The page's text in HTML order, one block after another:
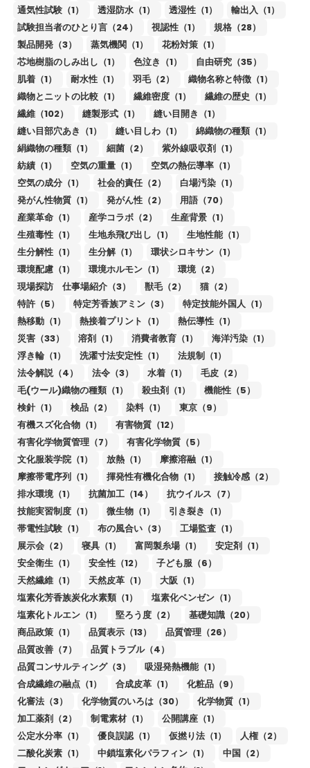
通気性試験（1）
透湿防水（1） 透湿性（1）
輸出入（1）
試験担当者のひとり言（24）
視認性（1）
規格（28）
製品開発（3）
蒸気機関（1）
花粉対策（1）
芯地樹脂のしみ出し（1）
色泣き（1）
自由研究（35）
肌着（1）
耐水性（1） 羽毛（2）
織物名称と特徴（1）
織物とニットの比較（1）
繊維密度（1）
繊維の歴史（1）
繊維（102）
縫製形式（1）
縫い目開き（1）
縫い目部穴あき（1）
縫い目しわ（1）
綿織物の種類（1）
絹織物の種類（1）
細菌（2）
紫外線吸収剤（1）
紡績（1）
空気の重量（1）
空気の熱伝導率（1）
空気の成分（1）
社会的責任（2）
白場汚染（1）
発がん性物質（1）
発がん性（2）
用語（70）
産業革命（1）
産学コラボ（2）
生産背景（1）
生殖毒性（1）
生地糸飛び出し（1）
生地性能（1）
生分解性（1）
生分解（1）
環状シロキサン（1）
環境配慮（1）
環境ホルモン（1）
環境（2）
現場探訪 仕事場紹介（3）
獣毛（2）
猫（2）
特許（5）
特定芳香族アミン（3）
特定技能外国人（1）
熱移動（1）
熱接着プリント（1）
熱伝導性（1）
災害（33）
溶剤（1） 消費者教育（1）
海洋汚染（1）
浮き輪（1）
洗濯寸法安定性（1）
法規制（1）
法令解説（4）
法令（3） 水着（1）
毛皮（2）
毛(ウール)織物の種類（1）
殺虫剤（1）
機能性（5）
検針（1）
検品（2） 染料（1）
東京（9）
有機スズ化合物（1）
有害物質（12）
有害化学物質管理（7）
有害化学物質（5）
文化服装学院（1）
放熱（1）
摩擦溶融（1）
摩擦帯電序列（1）
揮発性有機化合物（1）
接触冷感（2）
排水環境（1）
抗菌加工（14）
抗ウイルス（7）
技能実習制度（1）
微生物（1）
引き裂き（1）
帯電性試験（1）
布の風合い（3）
工場監査（1）
展示会（2）
寝具（1） 富岡製糸場（1）
安定剤（1）
安全衛生（1）
安全性（12）
子ども服（6）
天然繊維（1）
天然皮革（1）
大阪（1）
塩素化芳香族炭化水素類（1）
塩素化ベンゼン（1）
塩素化トルエン（1）
堅ろう度（2）
基礎知識（20）
商品政策（1）
品質表示（13）
品質管理（26）
品質改善（7）
品質トラブル（4）
品質コンサルティング（3）
吸湿発熱機能（1）
合成繊維の融点（1）
合成皮革（1）
化粧品（9）
化審法（3）
化学物質のいろは（30）
化学物質（1）
加工薬剤（2）
制電素材（1）
公開講座（1）
公定水分率（1）
優良誤認（1） 仮撚り法（1）
人権（2）
二酸化炭素（1）
中鎖塩素化パラフィン（1）
中国（2）